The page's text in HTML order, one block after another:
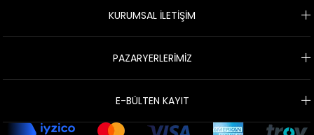
KURUMSAL İLETİŞİM
PAZARYERLERİMİZ
E-BÜLTEN KAYIT